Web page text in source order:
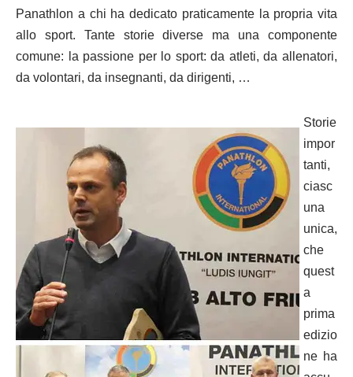
Panathlon a chi ha dedicato praticamente la propria vita
allo sport. Tante storie diverse ma una componente
comune: la passione per lo sport: da atleti, da allenatori,
da volontari, da insegnanti, da dirigenti, …
Storie
impor
tanti,
ciasc
una
unica,
che
quest
a
prima
edizio
ne ha